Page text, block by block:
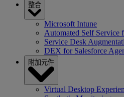
整合
Microsoft Intune
Automated Self Service
Service Desk
DEX for Salesforce
附加元件
Virtual Desktop